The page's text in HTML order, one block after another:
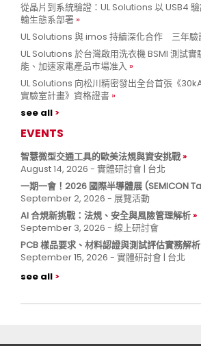
從晶片到系統驗證：UL Solutions 以 USB4
輸生態系部署
UL Solutions 與 imos 持續深化合作 三年驗
UL Solutions 於台灣啟用洗衣機 BSMI 測試
能、加速家電產品市場准入
UL Solutions 向松川精密發出全台首張《
實驗室計畫》資格證書
see all
EVENTS
智慧微型交通工具的歐美法規與資安挑戰
August 14, 2026 - 實體研討會 | 台北
一期一會！2026 國際半導體展 (SEMICON
September 2, 2026 - 展覽活動
AI 合規新挑戰：法規、安全與風險管理解析
September 3, 2026 - 線上研討會
PCB 樣品要求、材料認證與測試評估實務解析
September 15, 2026 - 實體研討會 | 台北
see all